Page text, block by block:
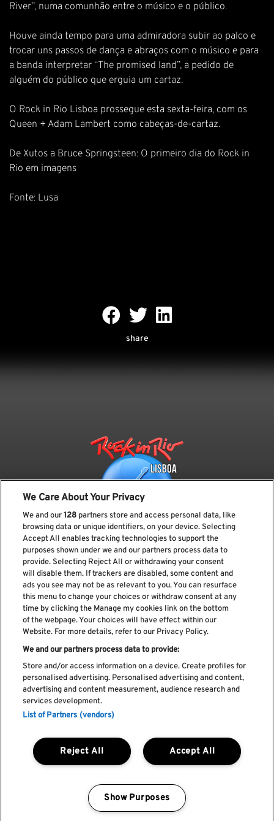
River”, numa comunhão entre o músico e o público.
Houve ainda tempo para uma admiradora subir ao palco e
trocar uns passos de dança e abraços com o músico e para
a banda interpretar “The promised land”, a pedido de
alguém do público que erguia um cartaz.
O Rock in Rio Lisboa prossegue esta sexta-feira, com os
Queen + Adam Lambert como cabeças-de-cartaz.
De Xutos a Bruce Springsteen: O primeiro dia do Rock in
Rio em imagens
Fonte: Lusa
share
Subscreve a nossa newsletter
Li e aceito os Política de privacidade
Livro de Reclamações
Livro de Elogios
Política de cookies
Termos e condições
Faq's
REGULAMENTO DA CIDADE DO ROCK
by Blendd @ 2026
We Care About Your Privacy
We and our128 partners store and access personal data, like
browsing data or unique identifiers, on your device. Selecting
Accept All enables tracking technologies to support the
purposes shown under we and our partners process data to
provide. Selecting Reject All or withdrawing your consent
will disable them. If trackers are disabled, some content and
ads you see may not be as relevant to you. You can resurface
this menu to change your choices or withdraw consent at any
time by clicking the Manage my cookies link on the bottom
of the webpage. Your choices will have effect within our
Website. For more details, refer to our Privacy Policy.
We and our partners process data to provide:
Store and/or access information on a device. Create profiles for
personalised advertising. Personalised advertising and content,
advertising and content measurement, audience research and
services development.
List of Partners (vendors)
Accept All
Reject All
Show Purposes